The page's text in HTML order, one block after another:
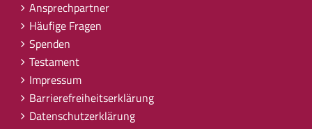
Ansprechpartner
Häufige Fragen
Spenden
Testament
Impressum
Barrierefreiheitserklärung
Datenschutzerklärung